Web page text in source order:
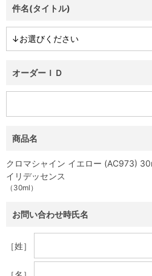
件名(タイトル)
オーダーＩＤ
商品名
クロマシャイン イエロー (AC973)
イリデッセンス
（30ml）
お問い合わせ時氏名
［姓］